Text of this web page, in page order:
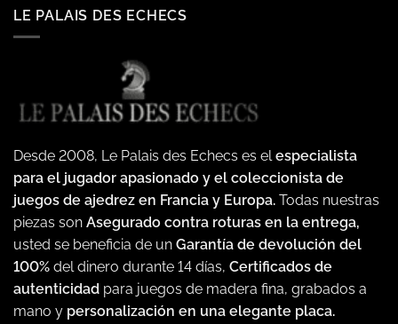
LE PALAIS DES ECHECS
Desde 2008, Le Palais des Echecs es elespecialista
para el jugador apasionado y el coleccionista de
juegos de ajedrez en Francia y Europa. Todas nuestras
piezas son Asegurado contra roturas en la entrega,
usted se beneficia de un Garantía de devolución del
100% del dinero durante 14 días, Certificados de
autenticidad para juegos de madera fina, grabados a
mano y personalización en una elegante placa.